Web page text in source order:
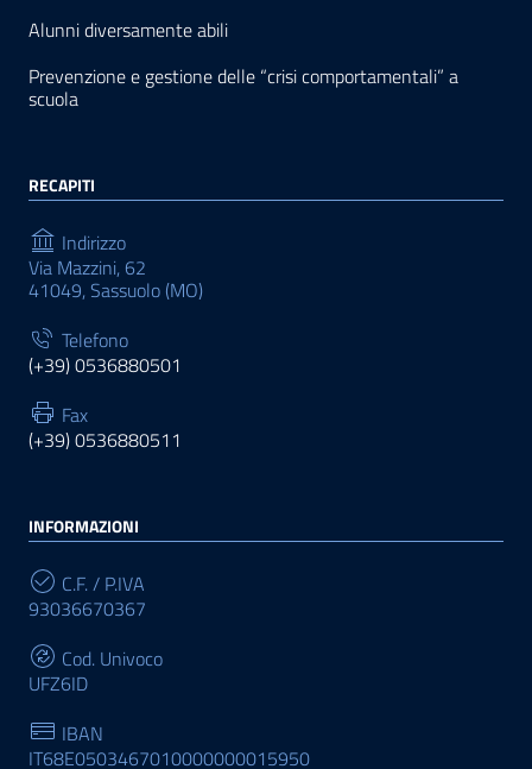
Alunni diversamente abili
Prevenzione e gestione delle “crisi comportamentali” a
scuola
RECAPITI
Indirizzo
Via Mazzini, 62
41049, Sassuolo (MO)
Telefono
(+39) 0536880501
Fax
(+39) 0536880511
INFORMAZIONI
C.F. / P.IVA
93036670367
Cod. Univoco
UFZ6ID
IBAN
IT68E0503467010000000015950